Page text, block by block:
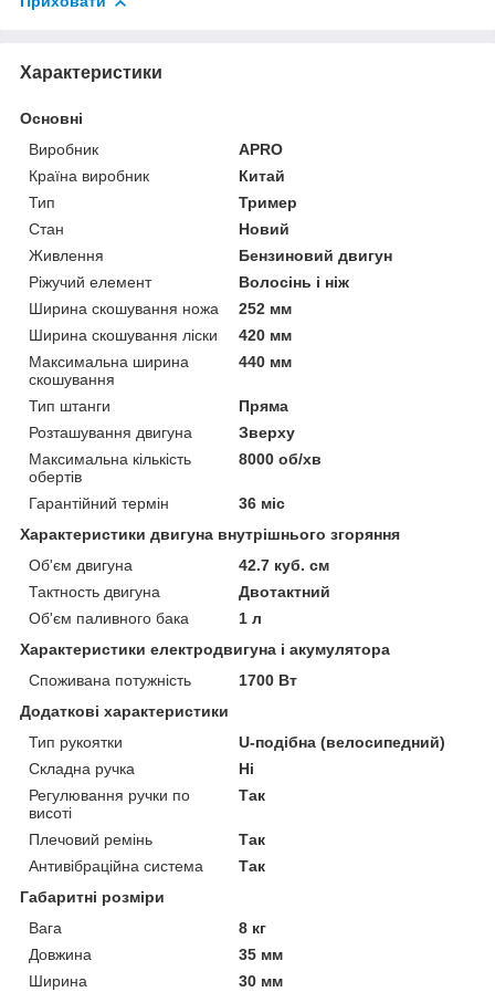
Характеристики
Основні
Виробник
APRO
Країна виробник
Китай
Тип
Тример
Стан
Новий
Живлення
Бензиновий двигун
Ріжучий елемент
Волосінь і ніж
Ширина скошування ножа
252 мм
Ширина скошування ліски
420 мм
Максимальна ширина
скошування
440 мм
Тип штанги
Пряма
Розташування двигуна
Зверху
Максимальна кількість
обертів
8000 об/хв
Гарантійний термін
36 міс
Характеристики двигуна внутрішнього згоряння
Об'єм двигуна
42.7 куб. см
Тактность двигуна
Двотактний
Об'єм паливного бака
1 л
Характеристики електродвигуна і акумулятора
Споживана потужність
1700 Вт
Додаткові характеристики
Тип рукоятки
U-подібна (велосипедний)
Складна ручка
Ні
Регулювання ручки по
висоті
Так
Плечовий ремінь
Так
Антивібраційна система
Так
Габаритні розміри
Вага
8 кг
Довжина
35 мм
Ширина
30 мм